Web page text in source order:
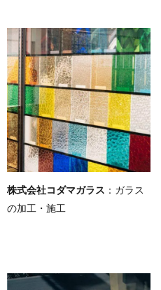
株式会社コダマガラス ：ガラス
の加工・施工